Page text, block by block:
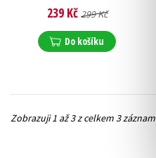
239 Kč 299 Kč
Do košíku
Zobrazuji 1 až 3 z celkem 3 záznamů